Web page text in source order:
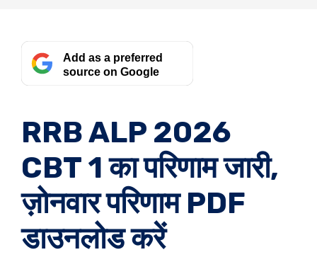
Add as a preferred
source on Google
RRB ALP 2026
CBT 1 का परिणाम जारी,
ज़ोनवार परिणाम PDF
डाउनलोड करें